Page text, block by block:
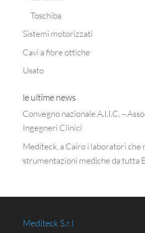
Toschiba
Sistemi motorizzati
Cavi a fibre ottiche
Usato
le ultime news
Convegno nazionale A.I.I.C. –
Ingegneri Clinici
Mediteck, a Cairo i laboratori che
strumentazioni mediche da tutta
Mediteck S.r.l